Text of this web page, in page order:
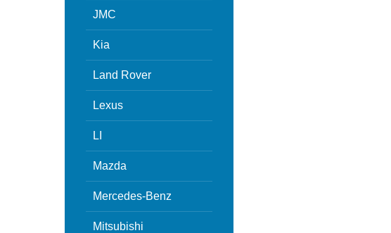
JMC
Kia
Land Rover
Lexus
LI
Mazda
Mercedes-Benz
Mitsubishi